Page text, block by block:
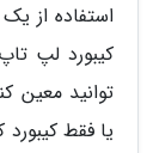
استفاده از
کیبورد لپ
توانید
یا فقط کیبورد